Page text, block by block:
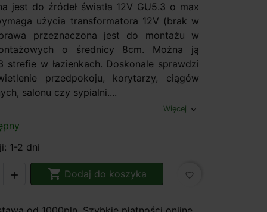
jest do źródeł światła 12V GU5.3 o max
użycia transformatora 12V (brak w
przeznaczona jest do montażu w
o średnicy 8cm. Można ją
strefie w łazienkach. Doskonale sprawdzi
przedpokoju, korytarzy, ciągów
salonu czy sypialni....
Więcej expand_more
1-2 dni
  Dodaj do koszyka favorite_border